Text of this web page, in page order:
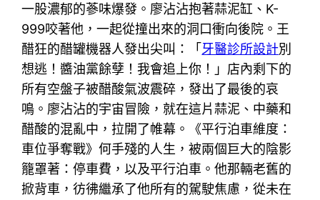
一股濃郁的蔘味爆發。廖沾沾抱著蒜泥缸、K-
999咬著他，一起從撞出來的洞口衝向後院。王
醋狂的醋罐機器人發出尖叫：「牙醫診所設計別
想逃！醬油黨餘孽！我會追上你！」店內剩下的
所有空盤子被醋酸氣波震碎，發出了最後的哀
鳴。廖沾沾的宇宙冒險，就在這片蒜泥、中藥和
醋酸的混亂中，拉開了帷幕。《平行泊車維度：
車位爭奪戰》何手殘的人生，被兩個巨大的陰影
籠罩著：停車費，以及平行泊車。他那輛老舊的
掀背車，彷彿繼承了他所有的駕駛焦慮，從未在